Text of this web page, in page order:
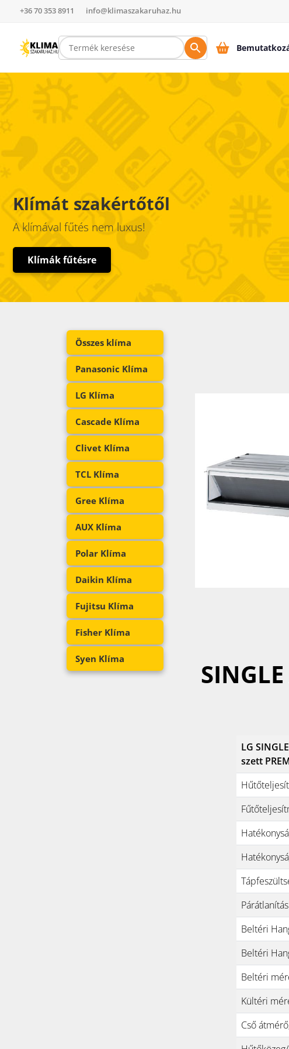
+36 70 353 8911 info@klimaszakaruhaz.hu
Klímát szakértőtől
A klímával fűtés nem luxus!
Klímák fűtésre
Összes klíma
Panasonic Klíma
LG Klíma
Cascade Klíma
Clivet Klíma
TCL Klíma
Gree Klíma
AUX Klíma
Polar Klíma
Daikin Klíma
Fujitsu Klíma
Fisher Klíma
Syen Klíma
LG
szett
Párátlanítás
Beltéri
Beltéri
Beltéri
Kültéri
Cső